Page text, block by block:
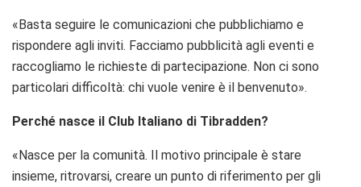
«Basta seguire le comunicazioni che pubblichiamo e
rispondere agli inviti. Facciamo pubblicità agli eventi e
raccogliamo le richieste di partecipazione. Non ci sono
particolari difficoltà: chi vuole venire è il benvenuto».
Perché nasce il Club Italiano di Tibradden?
«Nasce per la comunità. Il motivo principale è stare
insieme, ritrovarsi, creare un punto di riferimento per gli